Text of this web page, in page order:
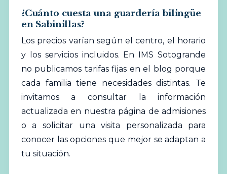
¿Cuánto cuesta una guardería bilingüe
en Sabinillas?
Los precios varían según el centro, el horario
y los servicios incluidos. En IMS Sotogrande
no publicamos tarifas fijas en el blog porque
cada familia tiene necesidades distintas. Te
invitamos a consultar la información
actualizada en nuestra página de admisiones
o a solicitar una visita personalizada para
conocer las opciones que mejor se adaptan a
tu situación.